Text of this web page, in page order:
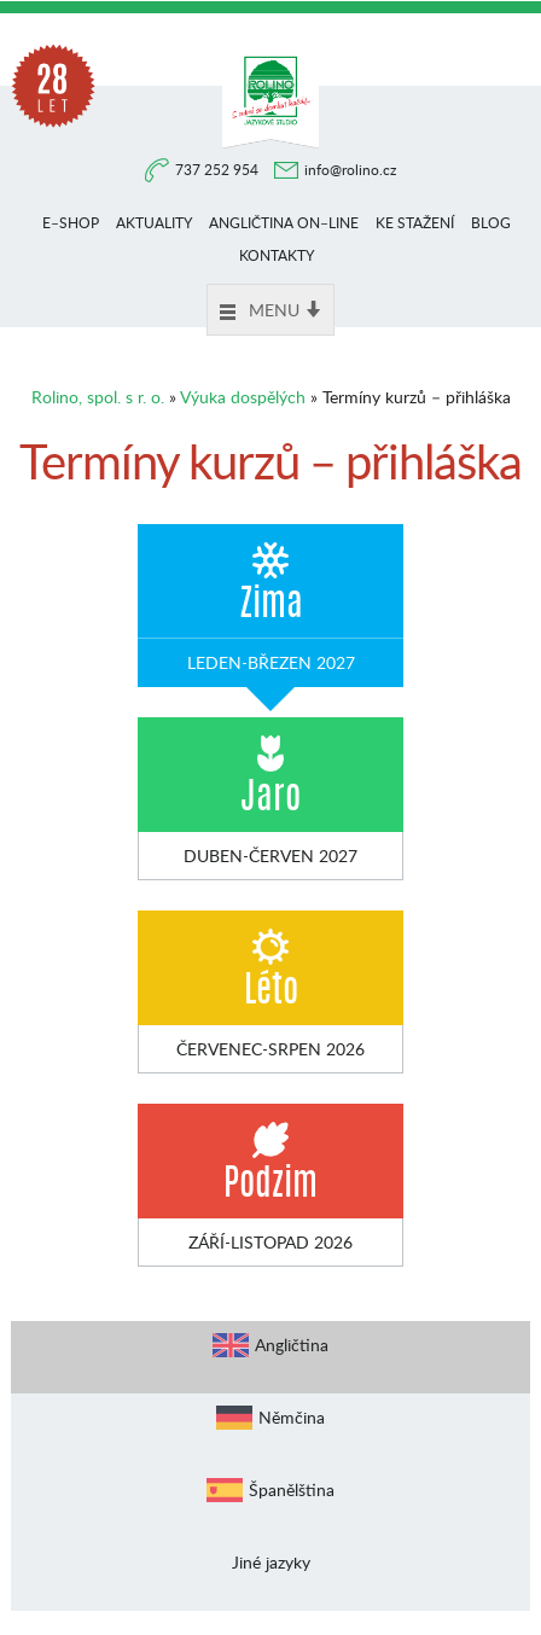
737 252 954 info@rolino.cz
E–SHOP AKTUALITY ANGLIČTINA ON–LINE KE STAŽENÍ
BLOG
KONTAKTY
MENU
Rolino, spol. s r. o.»Výuka dospělých » Termíny kurzů – přihláška
Termíny kurzů – přihláška
Zima
LEDEN-BŘEZEN 2027
Jaro
DUBEN-ČERVEN 2027
Léto
ČERVENEC-SRPEN 2026
Podzim
ZÁŘÍ-LISTOPAD 2026
Angličtina
Němčina
Španělština
Jiné jazyky